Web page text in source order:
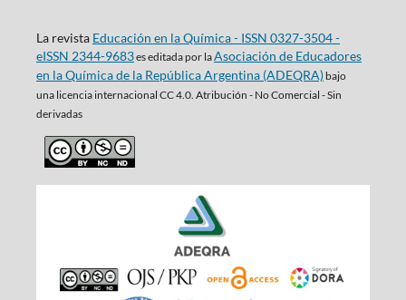
La revista Educación en la Química - ISSN 0327-3504 -
eISSN 2344-9683es editada por laAsociación de Educadores
en la Química de la República Argentina (ADEQRA)bajo
una licencia internacional CC 4.0. Atribución - No Comercial - Sin
derivadas